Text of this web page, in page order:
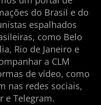
do Brasil e do
espalhados
como Belo
Rio de Janeiro e
a CLM
de vídeo, como
nas redes sociais,
e Telegram.